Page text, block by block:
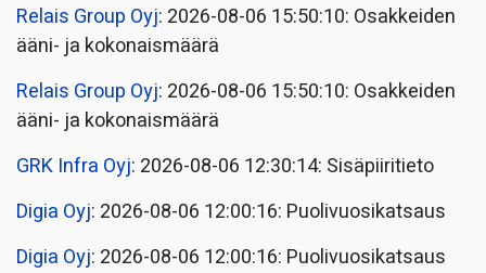
Relais Group Oyj: 2026-08-06 15:50:10: Osakkeiden
ääni- ja kokonaismäärä
Relais Group Oyj: 2026-08-06 15:50:10: Osakkeiden
ääni- ja kokonaismäärä
GRK Infra Oyj: 2026-08-06 12:30:14: Sisäpiiritieto
Digia Oyj: 2026-08-06 12:00:16: Puolivuosikatsaus
Digia Oyj: 2026-08-06 12:00:16: Puolivuosikatsaus